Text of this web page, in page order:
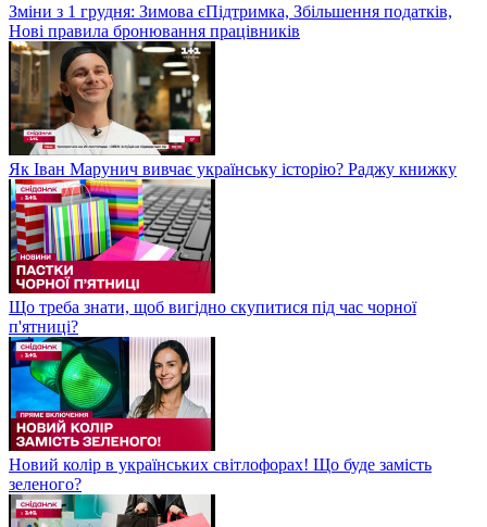
Зміни з 1 грудня: Зимова єПідтримка, Збільшення податків,
Нові правила бронювання працівників
Як Іван Марунич вивчає українську історію? Раджу книжку
Що треба знати, щоб вигідно скупитися під час чорної
п'ятниці?
Новий колір в українських світлофорах! Що буде замість
зеленого?